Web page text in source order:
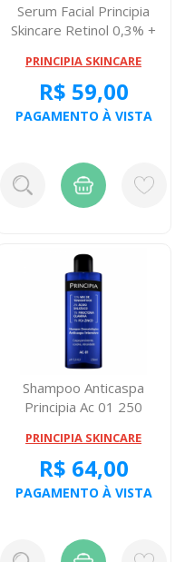
Serum Facial Principia
Skincare Retinol 0,3% +
PRINCIPIA SKINCARE
R$ 59,00
PAGAMENTO À VISTA
Shampoo Anticaspa
Principia Ac 01 250
PRINCIPIA SKINCARE
R$ 64,00
PAGAMENTO À VISTA